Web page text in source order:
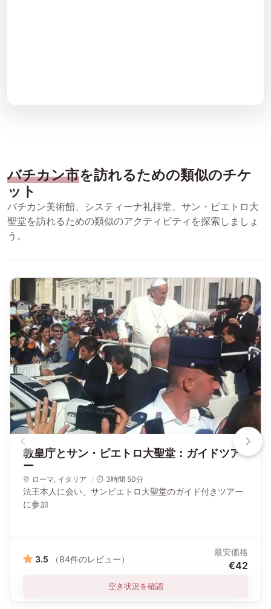
バチカン市を訪れるための類似のチケ
ット
バチカン美術館、システィーナ礼拝堂、サン・ピエトロ大
聖堂を訪れるための類似のアクティビティを探索しましょ
う。
教皇庁とサン・ピエトロ大聖堂：ガイドツア
ー
ローマ イタリア 3時間 50分
法王本人に会い、サンピエトロ大聖堂のガイド付きツアー
に参加
3.5 （84件のレビュー）
最安価格
€42
空き状況を確認